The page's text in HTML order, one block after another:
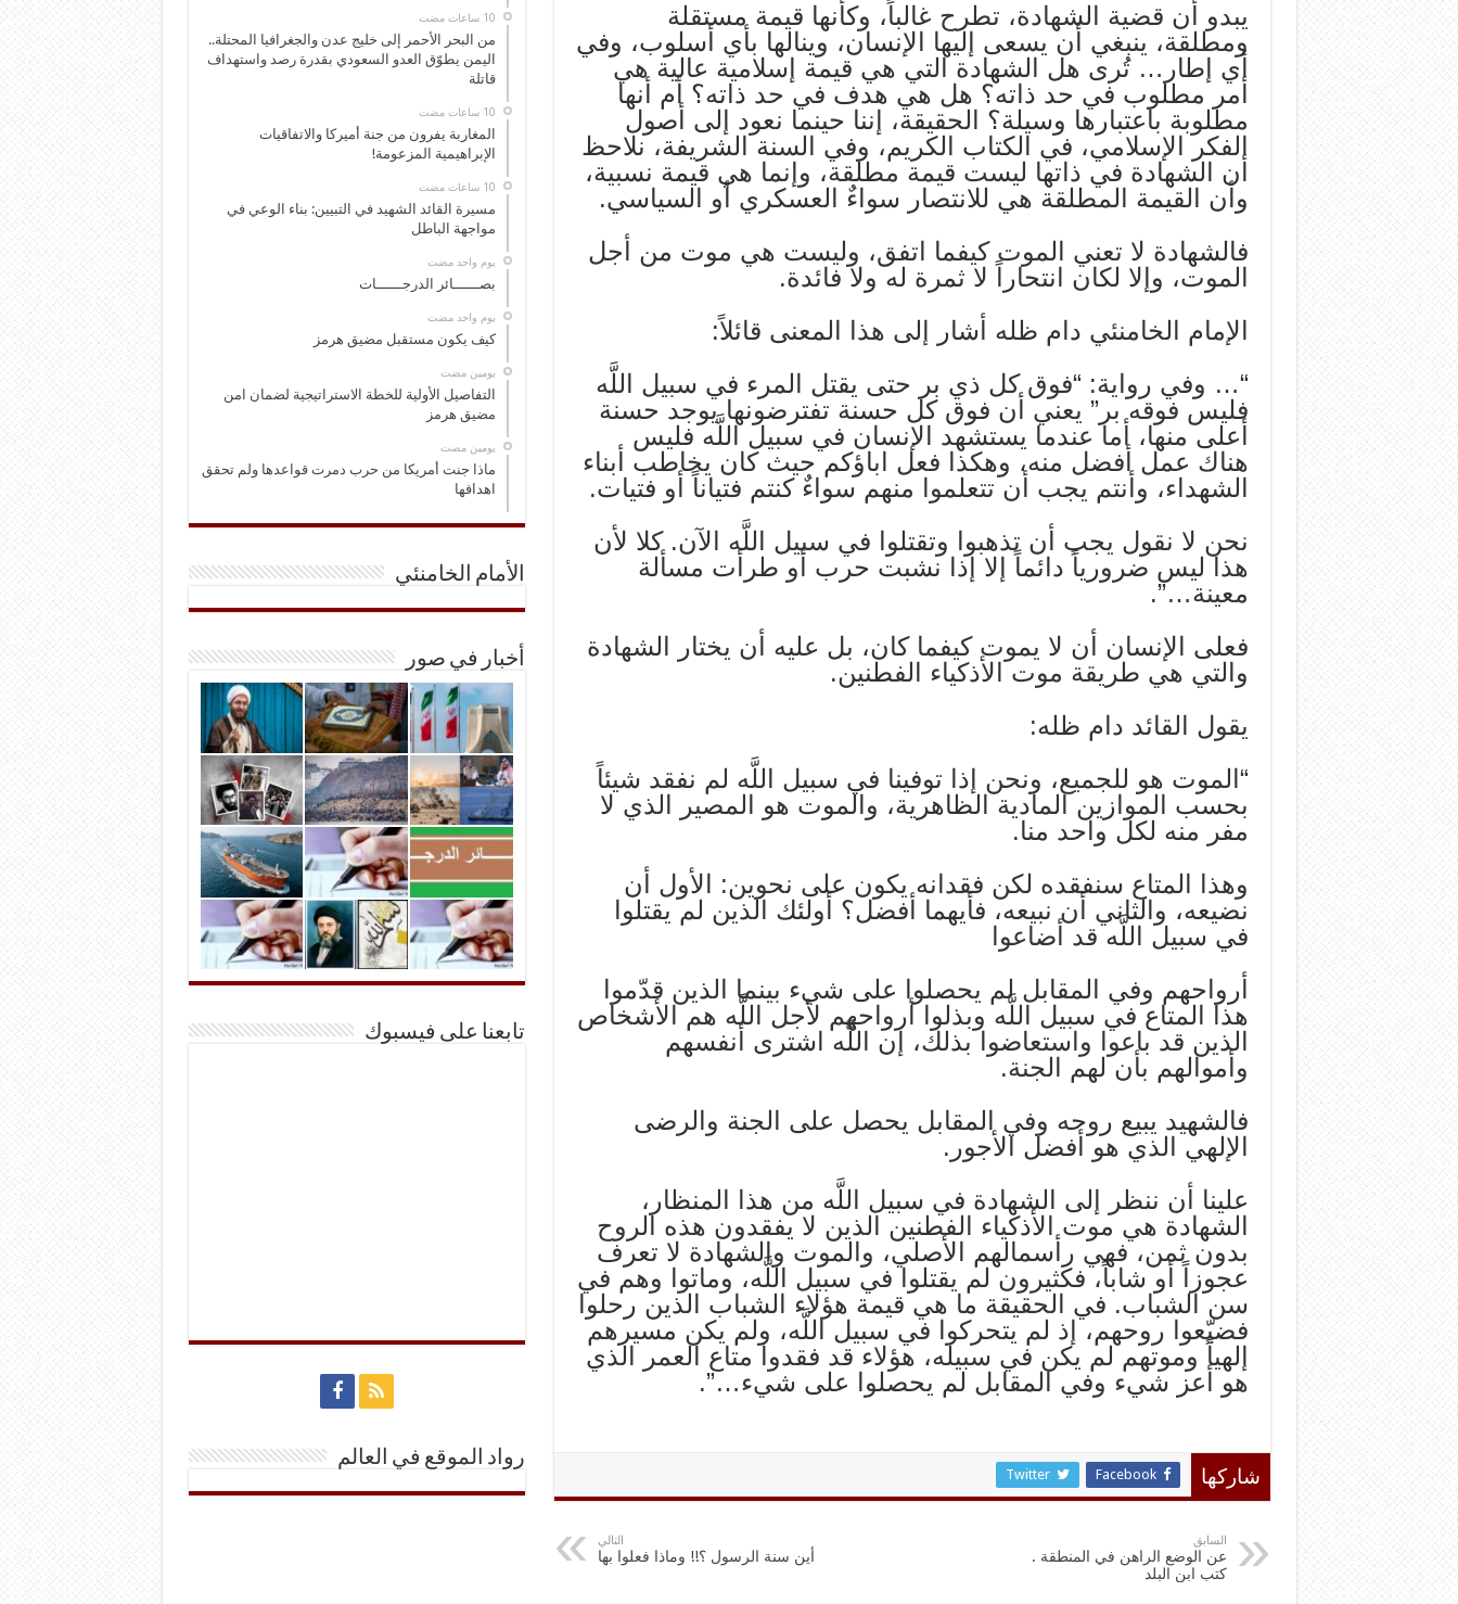
يبدو أن قضية الشهادة، تطرح غالباً، وكأنها قيمة مستقلة
ومطلقة، ينبغي أن يسعى إليها الإنسان، وينالها بأي أسلوب، وفي
أي إطار… تُرى هل الشهادة التي هي قيمة إسلامية عالية هي
أمر مطلوب في حد ذاته؟ هل هي هدف في حد ذاته؟ أم أنها
مطلوبة باعتبارها وسيلة؟ الحقيقة، إننا حينما نعود إلى أصول
الفكر الإسلامي، في الكتاب الكريم، وفي السنة الشريفة، نلاحظ
أن الشهادة في ذاتها ليست قيمة مطلقة، وإنما هي قيمة نسبية،
وأن القيمة المطلقة هي للانتصار سواءٌ العسكري أو السياسي.
فالشهادة لا تعني الموت كيفما اتفق، وليست هي موت من أجل
الموت، وإلا لكان انتحاراً لا ثمرة له ولا فائدة.
الإمام الخامنئي دام ظله أشار إلى هذا المعنى قائلاً:
“… وفي رواية: “فوق كل ذي بر حتى يقتل المرء في سبيل اللَّه
فليس فوقه بر” يعني أن فوق كل حسنة تفترضونها يوجد حسنة
أعلى منها، أما عندما يستشهد الإنسان في سبيل اللَّه فليس
هناك عمل أفضل منه، وهكذا فعل اباؤكم حيث كان يخاطب أبناء
الشهداء، وأنتم يجب أن تتعلموا منهم سواءٌ كنتم فتياناً أو فتيات.
نحن لا نقول يجب أن تذهبوا وتقتلوا في سبيل اللَّه الآن. كلا لأن
هذا ليس ضرورياً دائماً إلا إذا نشبت حرب أو طرأت مسألة
معينة…”.
فعلى الإنسان أن لا يموت كيفما كان، بل عليه أن يختار الشهادة
والتي هي طريقة موت الأذكياء الفطنين.
يقول القائد دام ظله:
“الموت هو للجميع، ونحن إذا توفينا في سبيل اللَّه لم نفقد شيئاً
بحسب الموازين المادية الظاهرية، والموت هو المصير الذي لا
مفر منه لكل واحد منا.
وهذا المتاع سنفقده لكن فقدانه يكون على نحوين: الأول أن
نضيعه، والثاني أن نبيعه، فأيهما أفضل؟ أولئك الذين لم يقتلوا
في سبيل اللَّه قد أضاعوا
أرواحهم وفي المقابل لم يحصلوا على شي‏ء بينما الذين قدّموا
هذا المتاع في سبيل اللَّه وبذلوا أرواحهم لأجل اللَّه هم الأشخاص
الذين قد باعوا واستعاضوا بذلك، إن اللَّه اشترى أنفسهم
وأموالهم بأن لهم الجنة.
فالشهيد يبيع روحه وفي المقابل يحصل على الجنة والرضى
الإلهي الذي هو أفضل الأجور.
علينا أن ننظر إلى الشهادة في سبيل اللَّه من هذا المنظار،
الشهادة هي موت الأذكياء الفطنين الذين لا يفقدون هذه الروح
بدون ثمن، فهي رأسمالهم الأصلي، والموت والشهادة لا تعرف
عجوزاً أو شاباً، فكثيرون لم يقتلوا في سبيل اللَّه، وماتوا وهم في
سن الشباب. في الحقيقة ما هي قيمة هؤلاء الشباب الذين رحلوا
فضيّعوا روحهم، إذ لم يتحركوا في سبيل اللَّه، ولم يكن مسيرهم
إلهياً وموتهم لم يكن في سبيله، هؤلاء قد فقدوا متاع العمر الذي
هو أعز شي‏ء وفي المقابل لم يحصلوا على شي‏ء…”.
شاركها Facebook
Twitter
السابق
عن الوضع الراهن في المنطقة .
كتب ابن البلد
التالي
أين سنة الرسول ؟!! وماذا فعلوا بها
من البحر الأحمر إلى خليج عدن والجغرافيا المحتلة..
اليمن يطوّق العدو السعودي بقدرة رصد واستهداف
قاتلة
المغاربة يفرون من جنة أميركا والاتفاقيات
الإبراهيمية المزعومة!
مسيرة القائد الشهيد في التبيين: بناء الوعي في
مواجهة الباطل
‏يوم واحد مضت
بصــــــائر الدرجــــــات
‏يوم واحد مضت
كيف يكون مستقبل مضيق هرمز
‏يومين مضت
التفاصيل الأولية للخطة الاستراتيجية لضمان امن
مضيق هرمز
‏يومين مضت
ماذا جنت أمريكا من حرب دمرت قواعدها ولم تحقق
اهدافها
الأمام الخامنئي
أخبار في صور
تابعنا على فيسبوك
رواد الموقع في العالم